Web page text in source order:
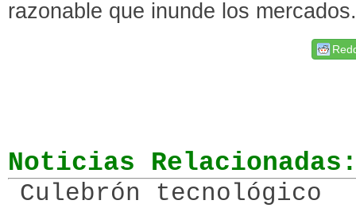
razonable que inunde los
Noticias
Culebrón tecnológico